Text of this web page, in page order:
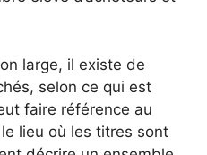
large, il existe de
selon ce qui est
faire référence au
lieu où les titres sont